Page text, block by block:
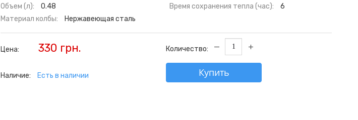
Объем (л):
0.48
Материал колбы:
Нержавеющая сталь
Время сохранения тепла (час):
6
Цена: 330 грн.
Наличие: Есть в наличии
Количество:
Купить